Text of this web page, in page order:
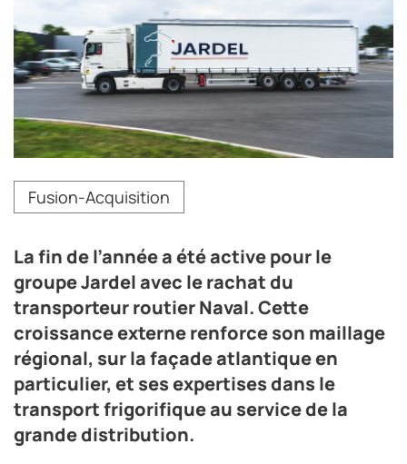
Le chiffre d’affaires consolidé du groupe Jardel s’élève
à plus de 250 M€ avec un effectif de plus de 2 500
collaborateurs et un parc de l’ordre de 3 000 moteurs.
Crédit photo Jardel
Fusion-Acquisition
La fin de l’année a été active pour le
groupe Jardel avec le rachat du
transporteur routier Naval. Cette
croissance externe renforce son maillage
régional, sur la façade atlantique en
particulier, et ses expertises dans le
transport frigorifique au service de la
grande distribution.